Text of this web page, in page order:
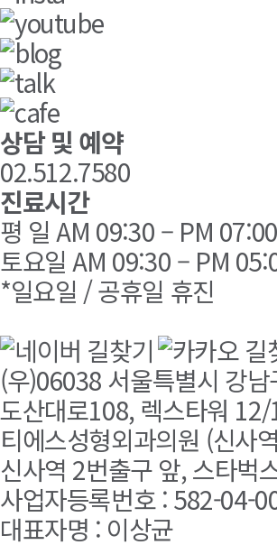
상담 및 예약
02.512.7580
진료시간
평 일 AM 09:30 – PM 07:00
토요일 AM 09:30 – PM
*일요일 / 공휴일 휴진
(우)06038 서울특별시 강남
도산대로108, 렉스타워
티에스성형외과의원 (신사
신사역 2번출구 앞, 스타벅
사업자등록번호 : 582-04-
대표자명 : 이상균